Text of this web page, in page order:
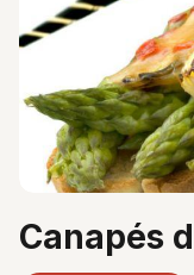
Canapés